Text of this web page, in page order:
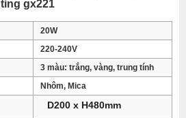
gx221
20W
220-240V
3 màu: trắng, vàng, trung tính
Nhôm, Mica
D200 x H480mm